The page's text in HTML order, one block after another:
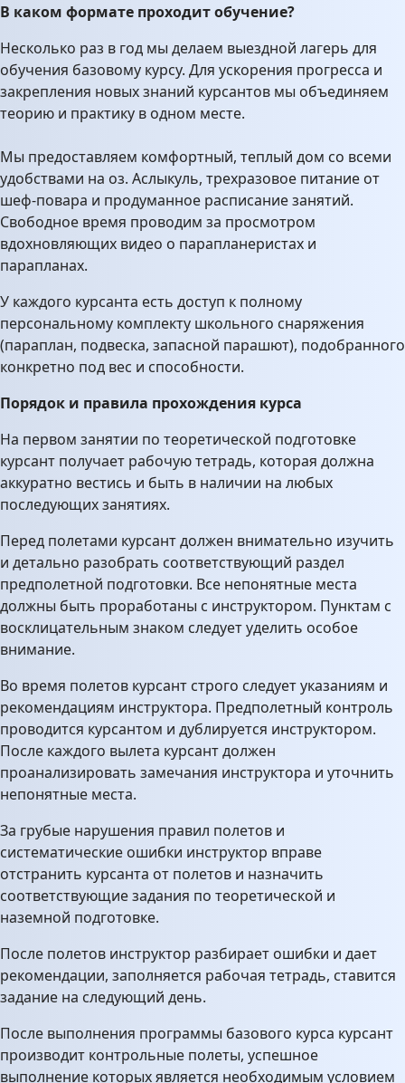
В каком формате проходит обучение?
Несколько раз в год мы делаем выездной лагерь для
обучения базовому курсу. Для ускорения прогресса и
закрепления новых знаний курсантов мы объединяем
теорию и практику в одном месте.
Мы предоставляем комфортный, теплый дом со всеми
удобствами на оз. Аслыкуль, трехразовое питание от
шеф-повара и продуманное расписание занятий.
Свободное время проводим за просмотром
вдохновляющих видео о парапланеристах и
парапланах.
У каждого курсанта есть доступ к полному
персональному комплекту школьного снаряжения
(параплан, подвеска, запасной парашют), подобранного
конкретно под вес и способности.
Порядок и правила прохождения курса
На первом занятии по теоретической подготовке
курсант получает рабочую тетрадь, которая должна
аккуратно вестись и быть в наличии на любых
последующих занятиях.
Перед полетами курсант должен внимательно изучить
и детально разобрать соответствующий раздел
предполетной подготовки. Все непонятные места
должны быть проработаны с инструктором. Пунктам с
восклицательным знаком следует уделить особое
внимание.
Во время полетов курсант строго следует указаниям и
рекомендациям инструктора. Предполетный контроль
проводится курсантом и дублируется инструктором.
После каждого вылета курсант должен
проанализировать замечания инструктора и уточнить
непонятные места.
За грубые нарушения правил полетов и
систематические ошибки инструктор вправе
отстранить курсанта от полетов и назначить
соответствующие задания по теоретической и
наземной подготовке.
После полетов инструктор разбирает ошибки и дает
рекомендации, заполняется рабочая тетрадь, ставится
задание на следующий день.
После выполнения программы базового курса курсант
производит контрольные полеты, успешное
выполнение которых является необходимым условием